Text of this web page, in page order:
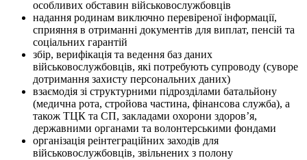
особливих обставин військовослужбовців
надання родинам виключно перевіреної інформації,
сприяння в отриманні документів для виплат, пенсій та
соціальних гарантій
збір, верифікація та ведення баз даних
військовослужбовців, які потребують супроводу (суворе
дотримання захисту персональних даних)
взаємодія зі структурними підрозділами батальйону
(медична рота, стройова частина, фінансова служба), а
також ТЦК та СП, закладами охорони здоров’я,
державними органами та волонтерськими фондами
організація реінтеграційних заходів для
військовослужбовців, звільнених з полону